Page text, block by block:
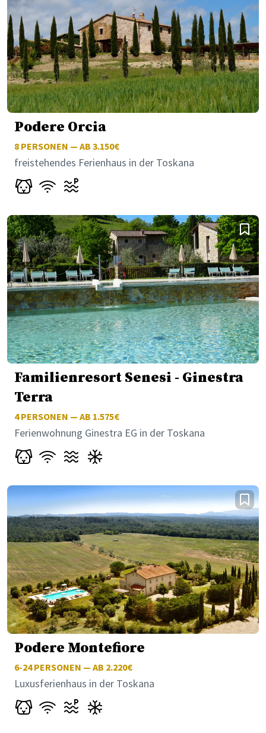
Podere Orcia
8 PERSONEN — AB 3.150€
freistehendes Ferienhaus in der Toskana
Familienresort Senesi - Ginestra
Terra
4PERSONEN — AB 1.575€
Ferienwohnung Ginestra EG in der Toskana
Podere Montefiore
6-24PERSONEN — AB 2.220€
Luxusferienhaus in der Toskana